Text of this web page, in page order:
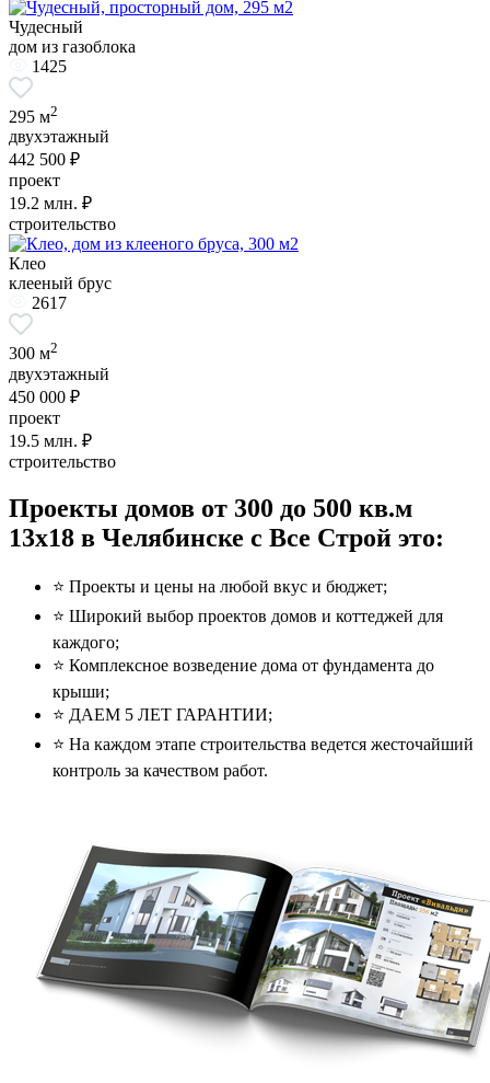
Чудесный
дом из газоблока
1425
295 м2
двухэтажный
442 500 ₽
проект
19.2 млн. ₽
строительство
Клео
клееный брус
2617
300 м2
двухэтажный
450 000 ₽
проект
19.5 млн. ₽
строительство
Проекты домов от 300 до 500 кв.м
13x18 в Челябинске с Все Строй это:
⭐️ Проекты и цены на любой вкус и бюджет;
⭐️ Широкий выбор проектов домов и коттеджей для
каждого;
⭐️ Комплексное возведение дома от фундамента до
крыши;
⭐️ ДАЕМ 5 ЛЕТ ГАРАНТИИ;
⭐️ На каждом этапе строительства ведется жесточайший
контроль за качеством работ.